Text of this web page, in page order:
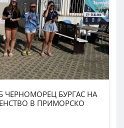
ЧЕРНОМОРЕЦ БУРГАС НА
В ПРИМОРСКО